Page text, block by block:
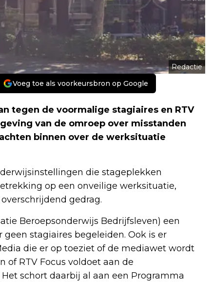
Redactie
Voeg toe als voorkeursbron op Google
tegen de voormalige stagiaires en RTV
van de omroep over misstanden
binnen over de werksituatie
die stageplekken
op een onveilige werksituatie,
gedrag.
Beroepsonderwijs Bedrijfsleven) een
stagiaires begeleiden. Ook is er
die er op toeziet of de mediawet wordt
of RTV Focus voldoet aan de
schort daarbij al aan een Programma